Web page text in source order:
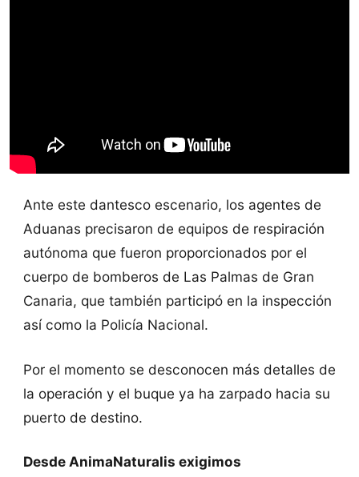
Ante este dantesco escenario, los agentes de
Aduanas precisaron de equipos de respiración
autónoma que fueron proporcionados por el
cuerpo de bomberos de Las Palmas de Gran
Canaria, que también participó en la inspección
así como la Policía Nacional.
Por el momento se desconocen más detalles de
la operación y el buque ya ha zarpado hacia su
puerto de destino.
Desde AnimaNaturalis exigimos